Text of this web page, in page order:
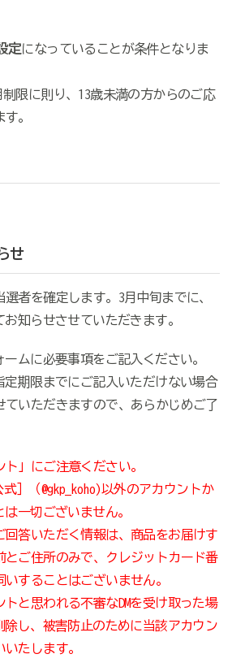
定になっていることが条件となりま
限に則り、13歳未満の方からのご応
。
せ
者を確定します。3月中旬までに、
お知らせさせていただきます。
ムに必要事項をご記入ください。
定期限までにご記入いただけない場合
ていただきますので、あらかじめご了
ト」にご注意ください。
］（@gkp_koho)以外のアカウントか
は一切ございません。
答いただく情報は、商品をお届けす
とご住所のみで、クレジットカード番
することはございません。
と思われる不審なDMを受け取った場
除し、被害防止のために当該アカウン
たします。